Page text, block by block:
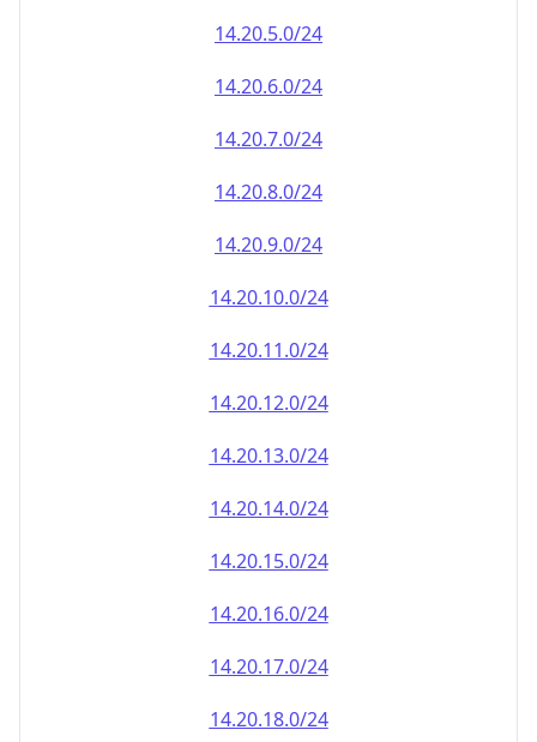
14.20.5.0/24
14.20.6.0/24
14.20.7.0/24
14.20.8.0/24
14.20.9.0/24
14.20.10.0/24
14.20.11.0/24
14.20.12.0/24
14.20.13.0/24
14.20.14.0/24
14.20.15.0/24
14.20.16.0/24
14.20.17.0/24
14.20.18.0/24